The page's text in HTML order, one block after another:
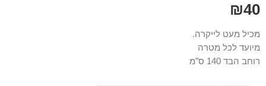
₪40
מכיל מעט לייקרה.
מיועד לכל מטרה
רוחב הבד 140 ס”מ